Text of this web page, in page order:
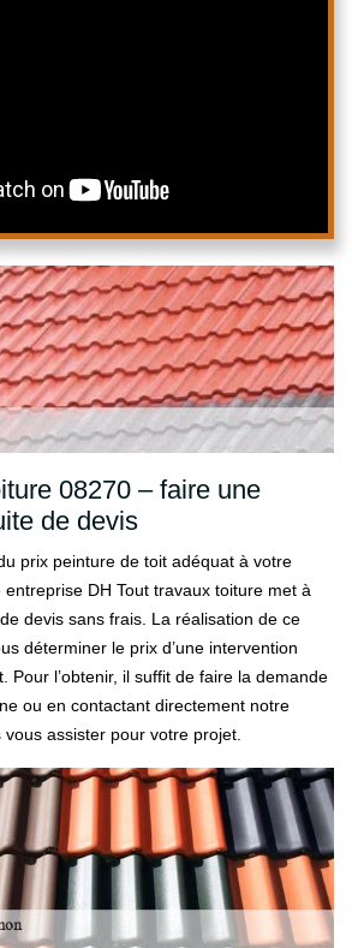
08270 – faire une
de devis
prix peinture de toit adéquat à votre
DH Tout travaux toiture met à
devis sans frais. La réalisation de ce
déterminer le prix d’une intervention
Pour l’obtenir, il suffit de faire la demande
ou en contactant directement notre
assister pour votre projet.